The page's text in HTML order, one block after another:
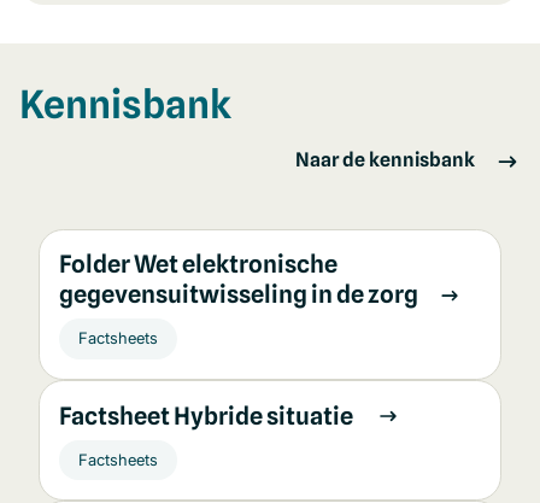
Kennisbank
Naar de kennisbank
Folder Wet elektronische
gegevensuitwisseling in de zorg
Factsheets
Factsheet Hybride situatie
Factsheets